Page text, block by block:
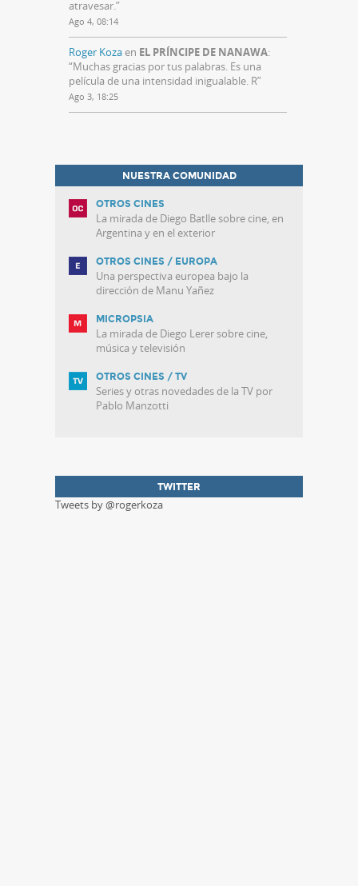
atravesar.”
Ago 4, 08:14
Roger Kozaen EL PRÍNCIPE DE NANAWA:
“Muchas gracias por tus palabras. Es una
película de una intensidad inigualable. R”
Ago 3, 18:25
NUESTRA COMUNIDAD
OTROS CINES
La mirada de Diego Batlle sobre cine, en
Argentina y en el exterior
OTROS CINES / EUROPA
Una perspectiva europea bajo la
dirección de Manu Yañez
MICROPSIA
La mirada de Diego Lerer sobre cine,
música y televisión
OTROS CINES / TV
Series y otras novedades de la TV por
Pablo Manzotti
TWITTER
Tweets by @rogerkoza